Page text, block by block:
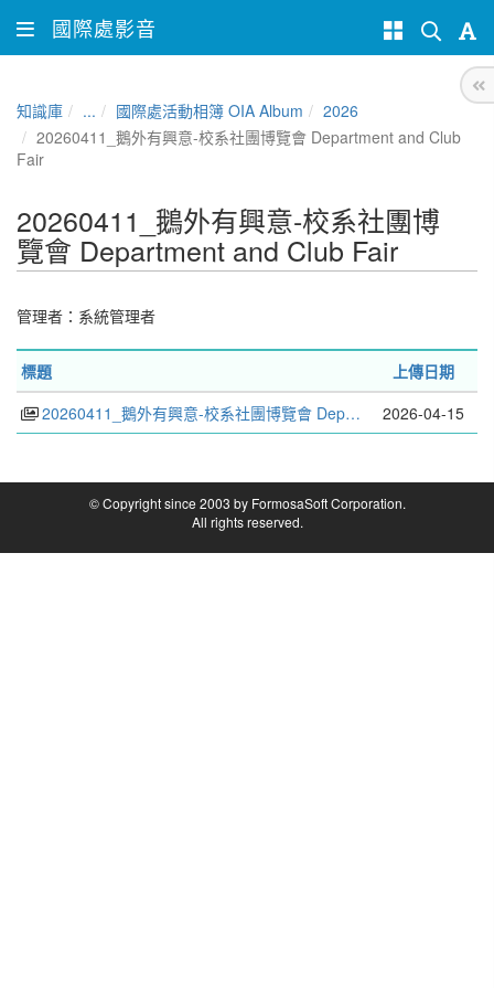
國際處影音
知識庫 ... 國際處活動相簿 OIA Album
2026
20260411_鵝外有興意-校系社團博覽會 Department and Club
Fair
20260411_鵝外有興意-校系社團博
覽會 Department and Club Fair
管理者： 系統管理者
標題
上傳日期
20260411_鵝外有興意-校系社團博覽會 Department and Club Fair
2026-04-15
© Copyright since 2003 by FormosaSoft Corporation.
All rights reserved.